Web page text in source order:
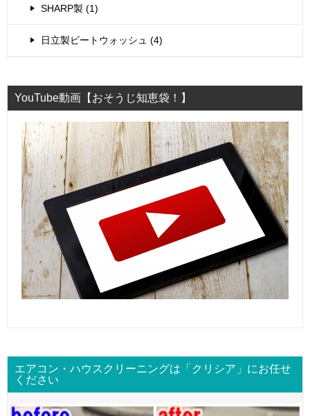
SHARP製 (1)
日立製ビートウォッシュ (4)
YouTube動画【おそうじ知恵袋！】
エアコン・ハウスクリーニングは「クリシア」にお任せ
ください